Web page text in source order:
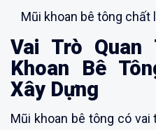
Mũi khoan bê tông chất
Vai Trò Quan
Khoan Bê
Xây Dựng
Mũi khoan bê tông có